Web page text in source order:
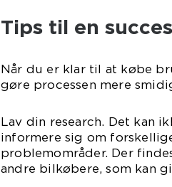
Tips til en
Når du er klar til at købe
gøre processen mere
Lav din research. Det kan
informere sig om
problemområder. Der
andre bilkøbere, som kan